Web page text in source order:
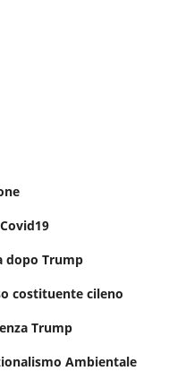
dopo Trump
costituente cileno
Trump
Ambientale